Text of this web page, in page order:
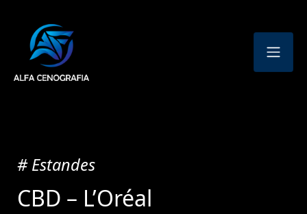
# Estandes
CBD – L’Oréal